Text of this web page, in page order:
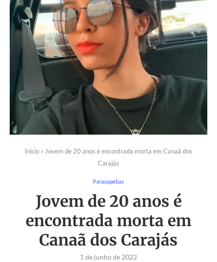
Início » Jovem de 20 anos é encontrada morta em Canaã dos
Carajás
Parauapebas
Jovem de 20 anos é
encontrada morta em
Canaã dos Carajás
1 de junho de 2022